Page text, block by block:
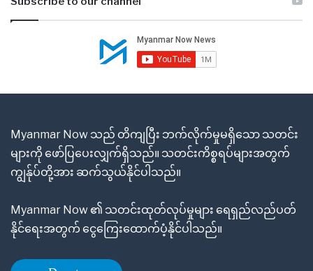
Myanmar Now သည် တိကျပြီး ဘက်လိုက်မှုမရှိသော သတင်း
များကို ဖော်ပြပေးလျှက်ရှိသည်။ သတင်းကိစ္စရပ်များအတွက်
ကျွန်ုပ်တို့အား ဆက်သွယ်နိုင်ပါသည်။
Myanmar Now ၏ သတင်းထုတ်လုပ်မှုများ ရေရှည်လည်ပတ်
နိုင်ရေးအတွက် ငွေကြေးထောက်ပံ့နိုင်ပါသည်။